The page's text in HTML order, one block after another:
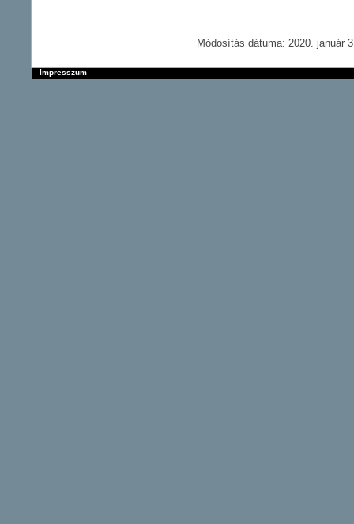
Módosítás dátuma: 2020. január
Impresszum